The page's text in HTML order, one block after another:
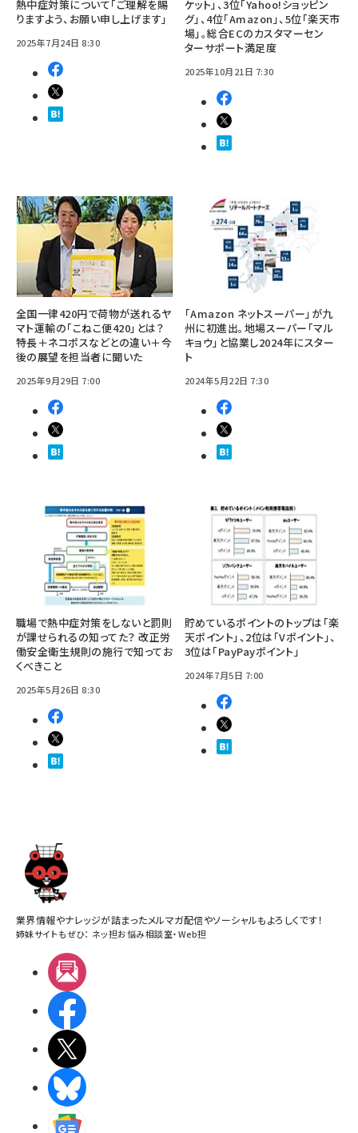
熱中症対策について「ご理解を賜
りますよう、お願い申し上げます」
2025年7月24日 8:30
ケット」、3位「Yahoo!ショッピン
グ」、4位「Amazon」、5位「楽天市
場」。総合ECのカスタマーセン
ターサポート満足度
2025年10月21日 7:30
全国一律420円で荷物が送れるヤ
マト運輸の「こねこ便420」とは？
特長＋ネコポスなどとの違い＋今
後の展望を担当者に聞いた
2025年9月29日 7:00
「Amazon ネットスーパー」が九
州に初進出。地場スーパー「マル
キョウ」と協業し2024年にスター
ト
2024年5月22日 7:30
職場で熱中症対策をしないと罰則
が課せられるの知ってた？ 改正労
働安全衛生規則の施行で知ってお
くべきこと
2025年5月26日 8:30
貯めているポイントのトップは「楽
天ポイント」、2位は「Vポイント」、
3位は「PayPayポイント」
2024年7月5日 7:00
業界情報やナレッジが詰まったメルマガ配信やソーシャルもよろしくです！
姉妹サイトもぜひ： ネッ担お悩み相談室・Web担